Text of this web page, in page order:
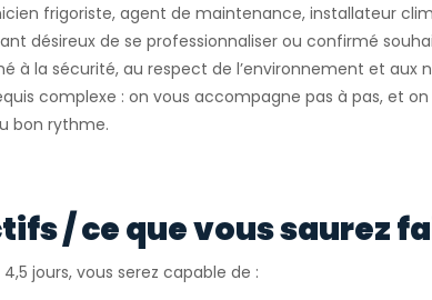
frigoriste, agent de maintenance, installateur
désireux de se professionnaliser ou confirmé
à la sécurité, au respect de l’environnement et aux
complexe : on vous accompagne pas à pas, et
bon rythme.
/ ce que vous saurez
4,5 jours, vous serez capable de :